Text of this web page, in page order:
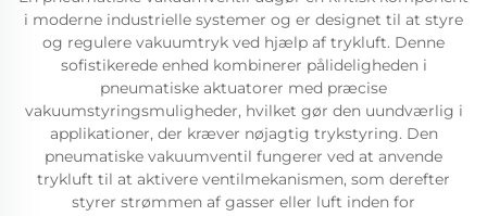
i moderne industrielle systemer og er designet til at styre
og regulere vakuumtryk ved hjælp af trykluft. Denne
sofistikerede enhed kombinerer pålideligheden i
pneumatiske aktuatorer med præcise
vakuumstyringsmuligheder, hvilket gør den uundværlig i
applikationer, der kræver nøjagtig trykstyring. Den
pneumatiske vakuumventil fungerer ved at anvende
trykluft til at aktivere ventilmekanismen, som derefter
styrer strømmen af gasser eller luft inden for